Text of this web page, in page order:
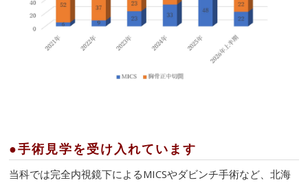
●手術見学を受け入れています
当科では完全内視鏡下によるMICSやダビンチ手術など、北海